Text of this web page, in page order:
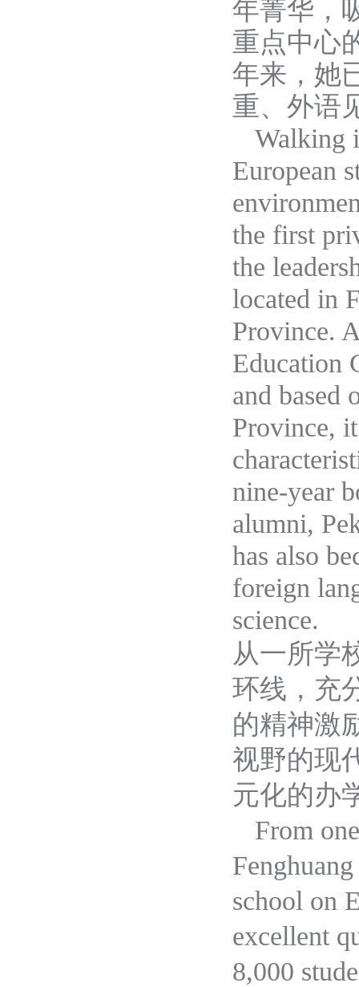
年菁华，
重点中心
年来，她
重、 外语
Walking
European
the first
the
located in
Province.
Education
and based
Province,
nine-year
alumni,
has also
foreign
science.
从一所学
环线，充
的精神激
视野的现
元化的办
From one
Fenghuang
school on
excellent
8,000